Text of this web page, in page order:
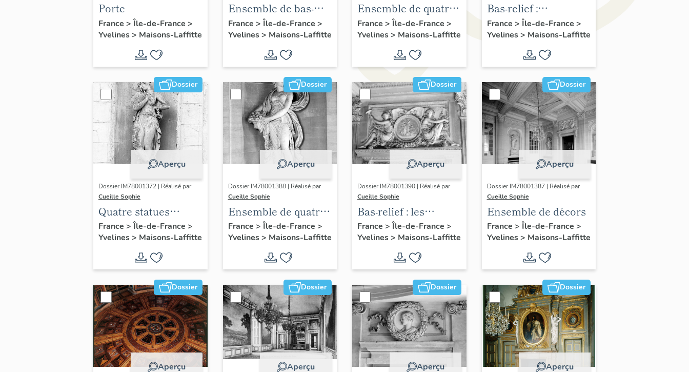
Porte
France > Île-de-France >
Yvelines> Maisons-Laffitte
Ensemble de bas-
reliefs : les Quatre
éléments
France > Île-de-France >
Yvelines> Maisons-Laffitte
Ensemble de quatre
groupes sculptés
France > Île-de-France >
Yvelines> Maisons-Laffitte
Bas-relief :
cérémonie religieuse
antique
France > Île-de-France >
Yvelines> Maisons-Laffitte
Dossier
Aperçu
Dossier IM78001372 | Réalisé par
Cueille Sophie
Quatre statues
grandeur nature : la
musique, le chant, la
danse et Diane
France > Île-de-France >
Yvelines> Maisons-Laffitte
Dossier
Aperçu
Dossier IM78001388 | Réalisé par
Cueille Sophie
Ensemble de quatre
sculptures grandeur
nature : les Quatre
France > Île-de-France >
Yvelines> Maisons-Laffitte
Dossier
Aperçu
Dossier IM78001390 | Réalisé par
Cueille Sophie
Bas-relief : les
Renommées
France > Île-de-France >
Yvelines> Maisons-Laffitte
Dossier
Aperçu
Dossier IM78001387 | Réalisé par
Cueille Sophie
Ensemble de décors
France > Île-de-France >
Yvelines> Maisons-Laffitte
Dossier
Aperçu
Dossier
Aperçu
Dossier
Aperçu
Dossier
Aperçu